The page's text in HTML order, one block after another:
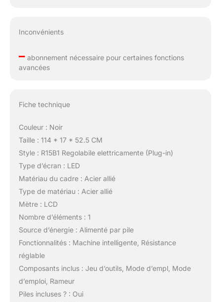
Inconvénients
–abonnement nécessaire pour certaines fonctions
avancées
Fiche technique
Couleur : Noir
Taille : 114 * 17 * 52.5 CM
Style : R15B1 Regolabile elettricamente (Plug-in)
Type d’écran : LED
Matériau du cadre : Acier allié
Type de matériau : Acier allié
Mètre : LCD
Nombre d’éléments : 1
Source d’énergie : Alimenté par pile
Fonctionnalités : Machine intelligente, Résistance
réglable
Composants inclus : Jeu d’outils, Mode d’empl, Mode
d’emploi, Rameur
Piles incluses ? : Oui